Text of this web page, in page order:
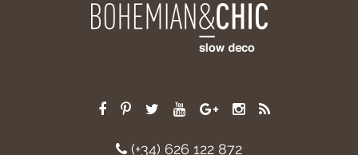
(+34) 626 122 872